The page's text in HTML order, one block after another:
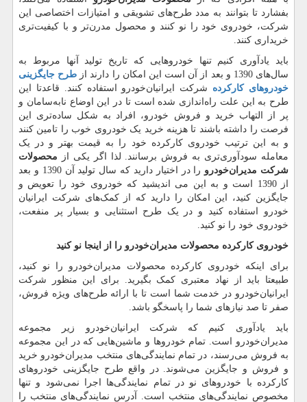
بفشارد تا بتوانند به مدد طرح‌های تشویقی و امتیازات اختصاصی این
شرکت، خودروی خود را نو کنند و محصول مدرن‌تر و با کیفیت‌تری
خریداری کنند.
باید یادآوری کنیم تنها خودروهایی که تاریخ تولید آنها مربوط به
سال‌های 1390 و بعد از آن است این امکان را دارند از
طرح جایگزینی
خودروهای کارکرده شرکت ایرانیان‌خودرو استفاده کنند. قاعدتا این
طرح به این علت راه‌اندازی شده است تا در این اوضاع نا‌به‌سامان و
پر از التهاب خرید و فروش خودرو، افراد به شکل ساده‌تری این
فرصت را داشته باشند تا هزینه خرید یک خودروی خوب را تامین کنند
و به این ترتیب خودروی کارکرده خود را به قیمت بهتر و در یک
معامله سودآوری‌تری به فروش برسانند. لذا اگر یکی از محصولات
شرکت مدیران‌خودرو
را در اختیار دارید که سال تولید آن 1390 و بعد
از 1390 است و به این می اندیشید که خودروی خود را تعویض و
جایگزین کنید، این امکان را دارید که از کمک‌های شرکت ایرانیان
خودرو استفاده کنید و در یک طرح استثنایی و بسیار پر منفعت،
خودروی خود را نو کنید.
خودروی کارکرده محصولات مدیران‌خودرو را از اینجا نو کنید
برای اینکه خودروی کارکرده محصولات مدیران‌خودرو را نو کنید،
طبیعتا باید از نهاد معتبری کمک بگیرید. برای این منظور شرکت
ایرانیان‌خودرو در خدمت شما است تا با ارائه طرح‌های ویژه فروش،
صفر تا صد نیازهای شما را پاسخگو باشد.
باید یادآوری کنیم که شرکت ایرانیان‌خودرو زیر مجموعه
مدیران‌خودرو است. تمام خودروها و ماشین‌هایی که در این مجموعه
به فروش می‌رسند، در تمام نمایندگی‌های منتخب مدیران‌خودرو خرید
و فروش و جایگزین می‌شوند. در واقع طرح جایگزینی خودروهای
کارکرده با خودروهای نو در تمام نمایندگی‌ها اجرا نمی‌شود و تنها
مخصوص نمایندگی‌های منتخب است. آدرس نمایندگی‌های منتخب را